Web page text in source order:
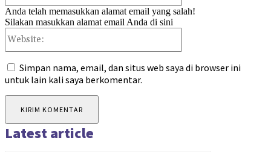
Anda telah memasukkan alamat email yang salah!
Silakan masukkan alamat email Anda di sini
Simpan nama, email, dan situs web saya di browser ini
untuk lain kali saya berkomentar.
Latest article